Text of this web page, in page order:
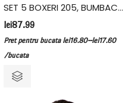
SET 5 BOXERI 205, BUMBAC ELASTAN, VIVALDI, ROSU
lei87.99
Pret pentru bucata lei16.80–lei17.60
/bucata